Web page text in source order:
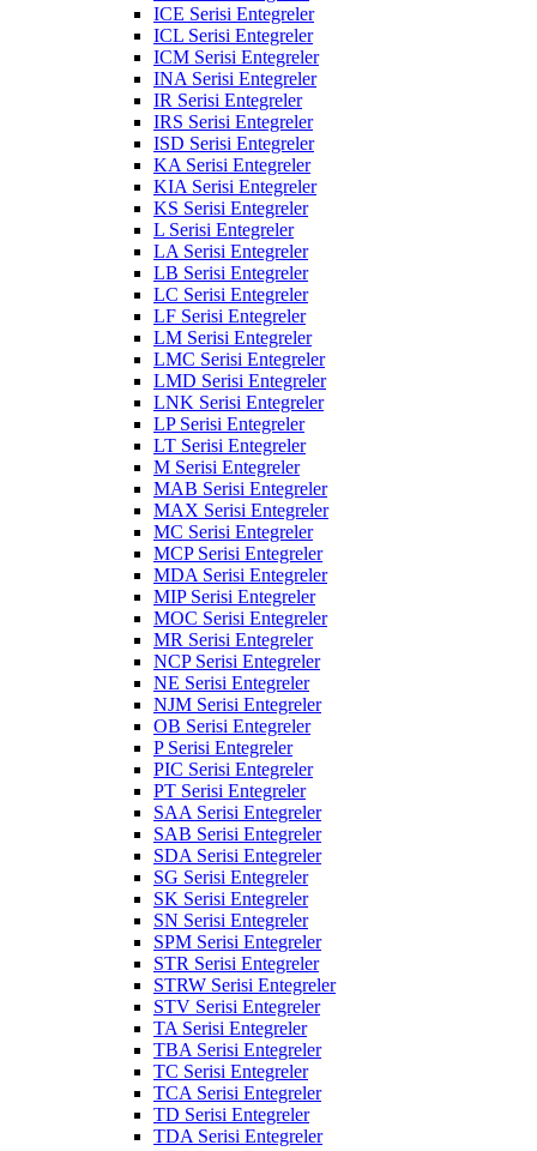
ICE Serisi Entegreler
ICL Serisi Entegreler
ICM Serisi Entegreler
INA Serisi Entegreler
IR Serisi Entegreler
IRS Serisi Entegreler
ISD Serisi Entegreler
KA Serisi Entegreler
KIA Serisi Entegreler
KS Serisi Entegreler
L Serisi Entegreler
LA Serisi Entegreler
LB Serisi Entegreler
LC Serisi Entegreler
LF Serisi Entegreler
LM Serisi Entegreler
LMC Serisi Entegreler
LMD Serisi Entegreler
LNK Serisi Entegreler
LP Serisi Entegreler
LT Serisi Entegreler
M Serisi Entegreler
MAB Serisi Entegreler
MAX Serisi Entegreler
MC Serisi Entegreler
MCP Serisi Entegreler
MDA Serisi Entegreler
MIP Serisi Entegreler
MOC Serisi Entegreler
MR Serisi Entegreler
NCP Serisi Entegreler
NE Serisi Entegreler
NJM Serisi Entegreler
OB Serisi Entegreler
P Serisi Entegreler
PIC Serisi Entegreler
PT Serisi Entegreler
SAA Serisi Entegreler
SAB Serisi Entegreler
SDA Serisi Entegreler
SG Serisi Entegreler
SK Serisi Entegreler
SN Serisi Entegreler
SPM Serisi Entegreler
STR Serisi Entegreler
STRW Serisi Entegreler
STV Serisi Entegreler
TA Serisi Entegreler
TBA Serisi Entegreler
TC Serisi Entegreler
TCA Serisi Entegreler
TD Serisi Entegreler
TDA Serisi Entegreler